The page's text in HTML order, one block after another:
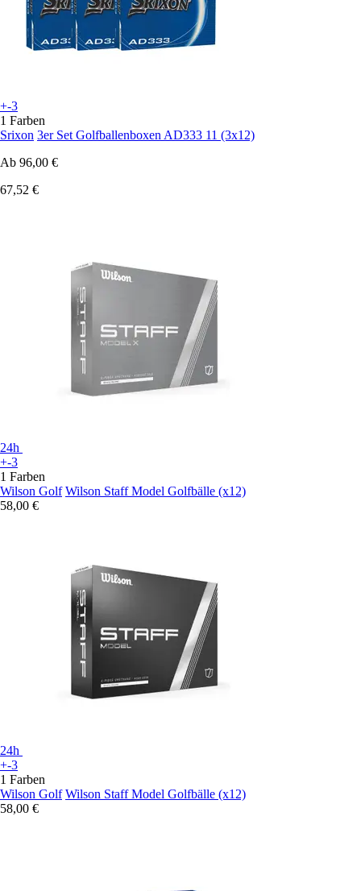
+-3
1 Farben
Srixon 3er Set Golfballenboxen AD333 11 (3x12)
Ab 96,00 €
67,52 €
24h
+-3
1 Farben
Wilson Golf Wilson Staff Model Golfbälle (x12)
58,00 €
24h
+-3
1 Farben
Wilson Golf Wilson Staff Model Golfbälle (x12)
58,00 €